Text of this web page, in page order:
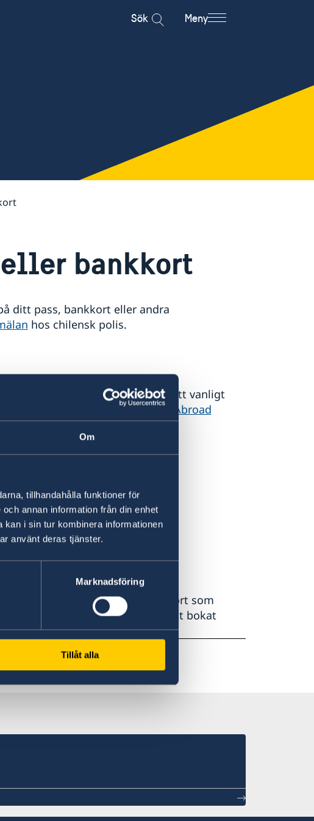
Om
tillhandahålla funktioner för
annan information från din enhet
i sin tur kombinera informationen
använt deras tjänster.
Marknadsföring
Tillåt alla
Sök Meny
bankkort
ditt pass, bankkort eller andra
hos chilensk polis.
om provisoriskt pass eller nytt vanligt
Förlust av pass - Sweden Abroad
svenska bank via telefon eller
till några svenska banker:
kan hjälpa till med att ta emot kort som
att detta skickas direkt till ett bokat